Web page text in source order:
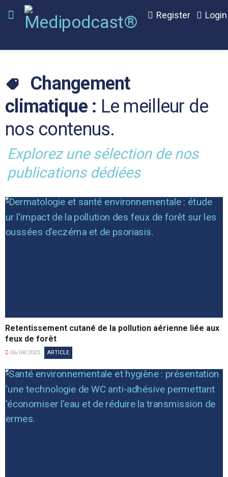
Register Login
Changement
climatique : Le meilleur de
nos contenus.
Explorez une sélection de nos
publications dédiées
Retentissement cutané de la pollution aérienne liée aux
feux de forêt
06/04/2023 ARTICLE